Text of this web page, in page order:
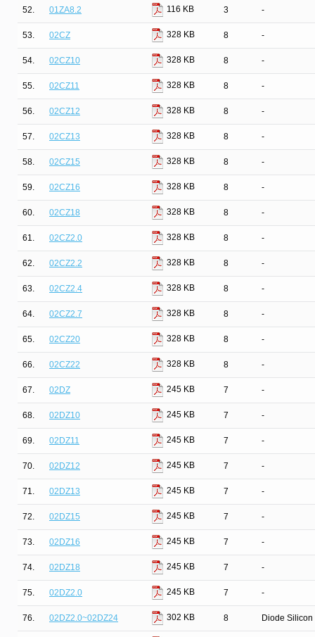
52. 01ZA8.2 116 KB 3 -
53. 02CZ 328 KB 8 -
54. 02CZ10 328 KB 8 -
55. 02CZ11 328 KB 8 -
56. 02CZ12 328 KB 8 -
57. 02CZ13 328 KB 8 -
58. 02CZ15 328 KB 8 -
59. 02CZ16 328 KB 8 -
60. 02CZ18 328 KB 8 -
61. 02CZ2.0 328 KB 8 -
62. 02CZ2.2 328 KB 8 -
63. 02CZ2.4 328 KB 8 -
64. 02CZ2.7 328 KB 8 -
65. 02CZ20 328 KB 8 -
66. 02CZ22 328 KB 8 -
67. 02DZ 245 KB 7 -
68. 02DZ10 245 KB 7 -
69. 02DZ11 245 KB 7 -
70. 02DZ12 245 KB 7 -
71. 02DZ13 245 KB 7 -
72. 02DZ15 245 KB 7 -
73. 02DZ16 245 KB 7 -
74. 02DZ18 245 KB 7 -
75. 02DZ2.0 245 KB 7 -
76. 02DZ2.0~02DZ24 302 KB 8 Diode